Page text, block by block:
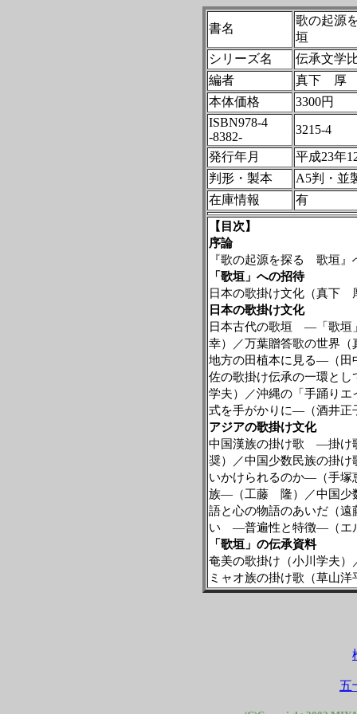
書名
歌の起源
垣
シリーズ名
伝承文学
編者
真下
本体価格
3300円
ISBN978-4
-8382-
3215-4
発行年月
平成23年
判形・製本
A5判・並
在庫情報
有
【目次】
序論
『歌の起源を探る 歌垣
「歌垣」への招待
日本の歌掛け文化（真下
日本の歌掛け文化
日本古代の歌垣 ―「歌垣
幸）／万葉贈答歌の世界
地方の田植本に見る―（田
佐の歌掛け伝承の一環と
学夫）／沖縄の「手踊り
式を手がかりに―（酒井正
アジアの歌掛け文化
中国漢族の掛け歌 ―掛け
奨）／中国少数民族の掛
いかけられるのか―（手
族―（工藤 隆）／中国少
語と心の物語のあいだ（
い ―普遍性と特徴―（エ
「歌垣」の伝承資料
奄美の歌掛け（小川学夫
ミャオ族の掛け歌（草山洋
五